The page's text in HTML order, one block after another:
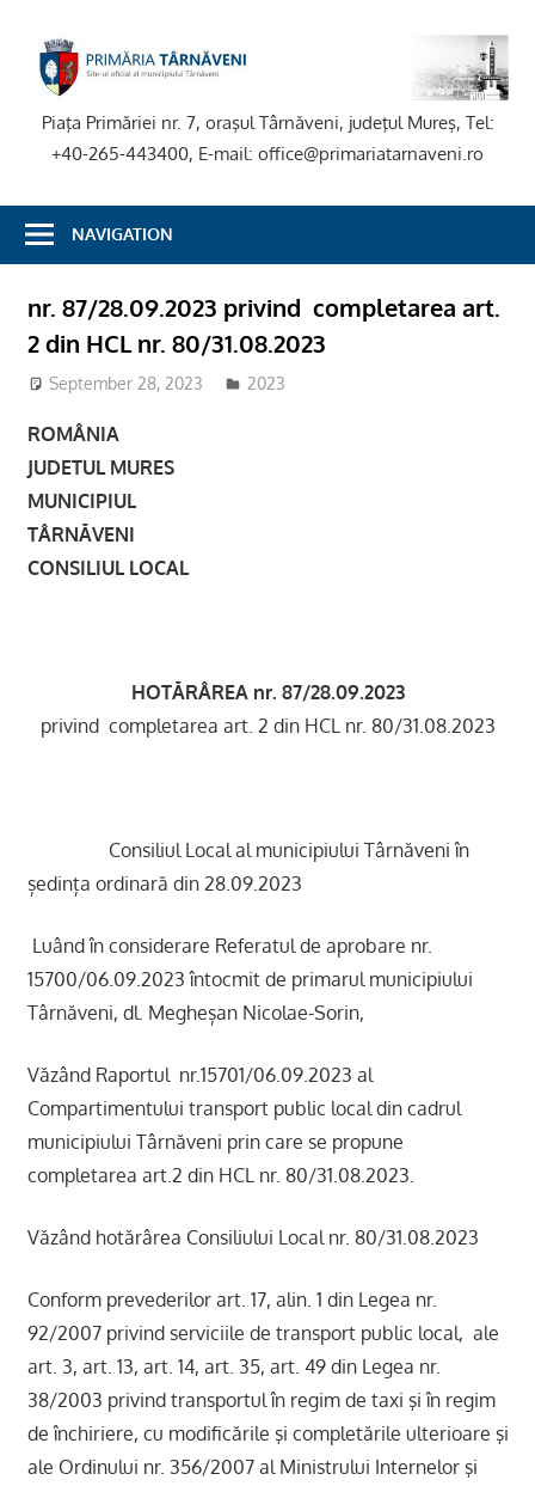
content
Piaţa Primăriei nr. 7, oraşul Târnăveni, judeţul Mureş, Tel:
+40-265-443400, E-mail: office@primariatarnaveni.ro
NAVIGATION
nr. 87/28.09.2023 privind completarea art.
2 din HCL nr. 80/31.08.2023
September 28, 2023 adm-mmm
2023
ROMÂNIA
JUDETUL MURES
MUNICIPIUL
TÂRNĂVENI
CONSILIUL LOCAL
HOTĂRÂREA nr. 87/28.09.2023
privind completarea art. 2 din HCL nr. 80/31.08.2023
Consiliul Local al municipiului Târnăveni în
ședința ordinară din 28.09.2023
Luând în considerare Referatul de aprobare nr.
15700/06.09.2023 întocmit de primarul municipiului
Târnăveni, dl. Megheșan Nicolae-Sorin,
Văzând Raportul nr.15701/06.09.2023 al
Compartimentului transport public local din cadrul
municipiului Târnăveni prin care se propune
completarea art.2 din HCL nr. 80/31.08.2023.
Văzând hotărârea Consiliului Local nr. 80/31.08.2023
Conform prevederilor art. 17, alin. 1 din Legea nr.
92/2007 privind serviciile de transport public local, ale
art. 3, art. 13, art. 14, art. 35, art. 49 din Legea nr.
38/2003 privind transportul în regim de taxi şi în regim
de închiriere, cu modificările şi completările ulterioare şi
ale Ordinului nr. 356/2007 al Ministrului Internelor şi